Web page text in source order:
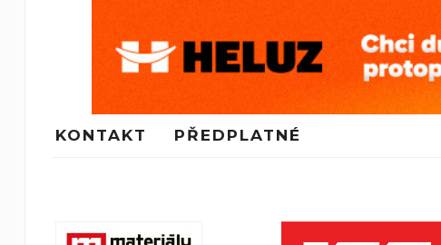
KONTAKT PŘEDPLATNÉ